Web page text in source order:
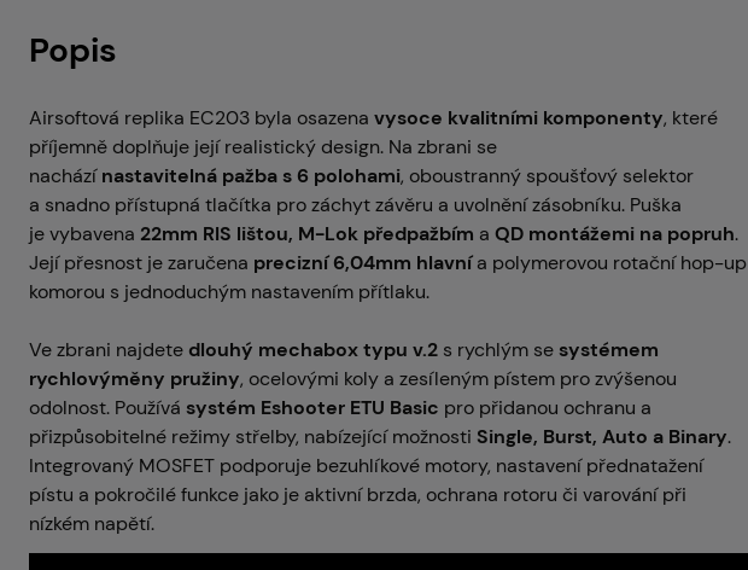
Popis
Airsoftová replika EC203 byla osazena vysoce kvalitními komponenty, které
příjemně doplňuje její realistický design. Na zbrani se
nacházínastavitelná pažba s 6 polohami, oboustranný spoušťový selektor
a snadno přístupná tlačítka pro záchyt závěru a uvolnění zásobníku. Puška
je vybavena 22mm RIS lištou, M-Lok předpažbím a QD montážemi na popruh.
Její přesnost je zaručena precizní 6,04mm hlavnía polymerovou rotační hop-up
komorou s jednoduchým nastavením přítlaku.
Ve zbrani najdete dlouhý mechabox typu v.2 s rychlým sesystémem
rychlovýměny pružiny, ocelovými koly a zesíleným pístem pro zvýšenou
odolnost. Používá systém Eshooter ETU Basic pro přidanou ochranu a
přizpůsobitelné režimy střelby, nabízející možnosti Single, Burst, Auto a Binary.
Integrovaný MOSFET podporuje bezuhlíkové motory, nastavení přednatažení
pístu a pokročilé funkce jako je aktivní brzda, ochrana rotoru či varování při
nízkém napětí.